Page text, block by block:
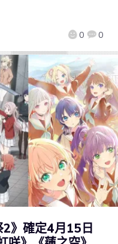
0 0
2》確定4月15日